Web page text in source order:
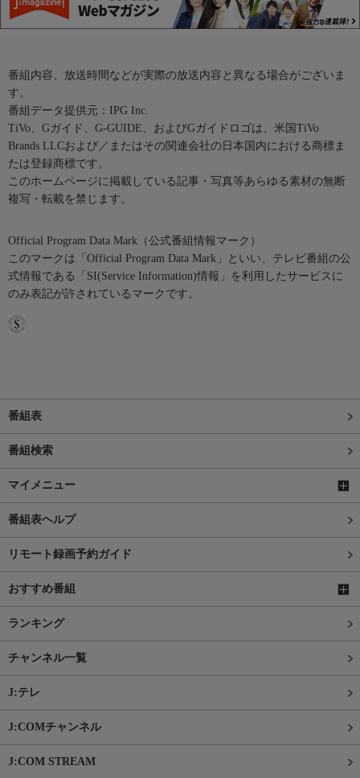
番組内容、放送時間などが実際の放送内容と異なる場合がございま
す。
番組データ提供元：IPG Inc.
TiVo、Gガイド、G-GUIDE、およびGガイドロゴは、米国TiVo
Brands LLCおよび／またはその関連会社の日本国内における商標ま
たは登録商標です。
このホームページに掲載している記事・写真等あらゆる素材の無断
複写・転載を禁じます。
Official Program Data Mark（公式番組情報マーク）
このマークは「Official Program Data Mark」といい、テレビ番組の公
式情報である「SI(Service Information)情報」を利用したサービスに
のみ表記が許されているマークです。
番組表
番組検索
マイメニュー
番組表ヘルプ
リモート録画予約ガイド
おすすめ番組
ランキング
チャンネル一覧
J:テレ
J:COMチャンネル
J:COM STREAM